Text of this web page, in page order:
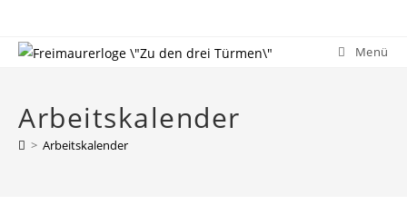
springen
Menü
Arbeitskalender
> Arbeitskalender